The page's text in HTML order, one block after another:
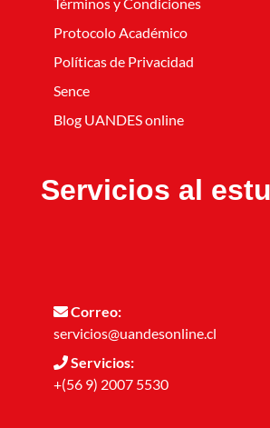
Protocolo Académico
Políticas de Privacidad
Sence
Blog UANDES online
Servicios al
Correo:
servicios@uandesonline.cl
Servicios:
+(56 9) 2007 5530